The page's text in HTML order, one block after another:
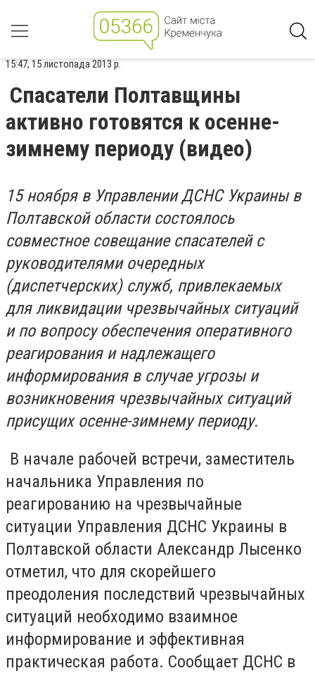
15:47, 15 листопада 2013 р.
Спасатели Полтавщины
активно готовятся к осенне-
зимнему периоду (видео)
15 ноября в Управлении ДСНС Украины в
Полтавской области состоялось
совместное совещание спасателей с
руководителями очередных
(диспетчерских) служб, привлекаемых
для ликвидации чрезвычайных ситуаций
и по вопросу обеспечения оперативного
реагирования и надлежащего
информирования в случае угрозы и
возникновения чрезвычайных ситуаций
присущих осенне-зимнему периоду.
В начале рабочей встречи, заместитель
начальника Управления по
реагированию на чрезвычайные
ситуации Управления ДСНС Украины в
Полтавской области Александр Лысенко
отметил, что для скорейшего
преодоления последствий чрезвычайных
ситуаций необходимо взаимное
информирование и эффективная
практическая работа. Сообщает ДСНС в